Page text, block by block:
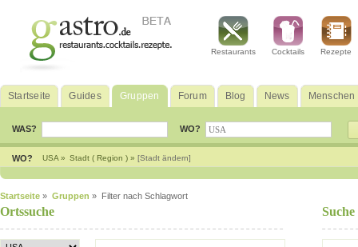
Restaurants Cocktails Rezepte
Startseite Guides Gruppen Forum Blog News Menschen
WAS? WO?
WO? USA » Stadt ( Region ) » [Stadt ändern]
Startseite » Gruppen » Filter nach Schlagwort
Ortssuche